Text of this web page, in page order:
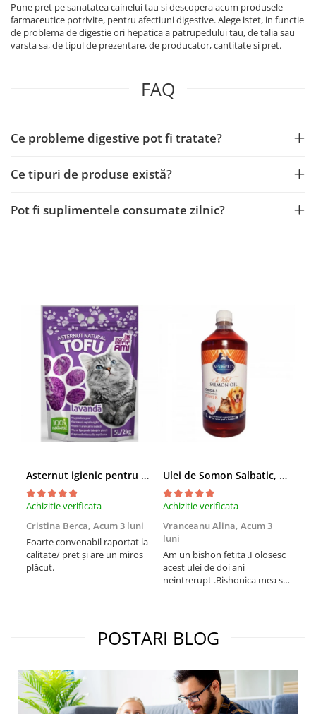
Pune pret pe sanatatea cainelui tau si descopera acum produsele
farmaceutice potrivite, pentru afectiuni digestive. Alege istet, in functie
de problema de digestie ori hepatica a patrupedului tau, de talia sau
varsta sa, de tipul de prezentare, de producator, cantitate si pret.
FAQ
Ce probleme digestive pot fi tratate?
Ce tipuri de produse există?
Pot fi suplimentele consumate zilnic?
Asternut igienic pentru pisici Tofu Lavanda, Mon Petit 5 l
Achizitie verificata
Cristina Berca, Acum 3 luni
Foarte convenabil raportat la
calitate/ preț și are un miros
plăcut.
Ulei de Somon Salbatic, câini și pisici, piele si blană, BEST4PETS, 1l
Achizitie verificata
Vranceanu Alina, Acum 3
luni
Am un bishon fetita .Folosesc
acest ulei de doi ani
neintrerupt .Bishonica mea se
treia comanda recomand cu
mult drag !
POSTARI BLOG